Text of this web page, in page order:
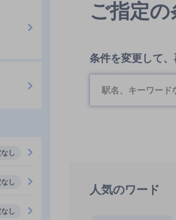
ご指定
条件を変更して、
人気のワード
し
し
し